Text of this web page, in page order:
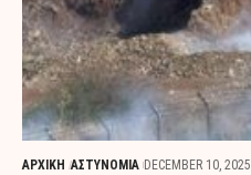
ΑΡΧΙΚΗ ΑΣΤΥΝΟΜΙΑ DECEMBER 10, 2025